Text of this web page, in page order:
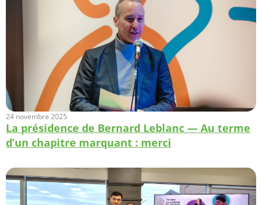
24 novembre 2025
La présidence de Bernard Leblanc — Au terme
d’un chapitre marquant : merci